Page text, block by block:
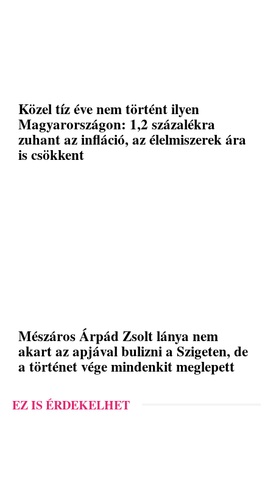
Közel tíz éve nem történt ilyen
Magyarországon: 1,2 százalékra
zuhant az infláció, az élelmiszerek ára
is csökkent
Mészáros Árpád Zsolt lánya nem
akart az apjával bulizni a Szigeten, de
a történet vége mindenkit meglepett
EZ IS ÉRDEKELHET